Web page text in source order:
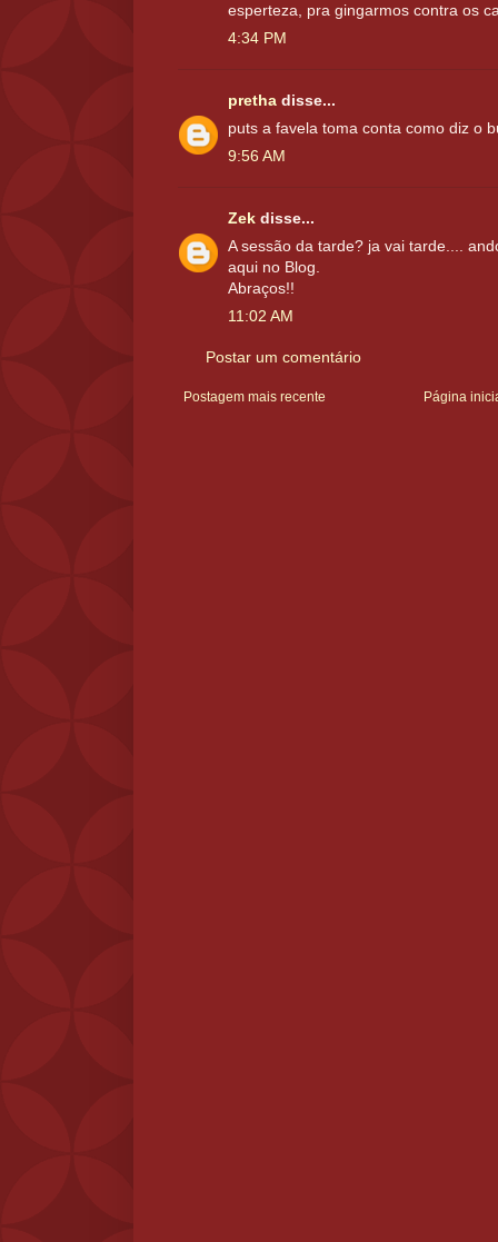
esperteza, pra gingarmos contra os
4:34 PM
pretha disse...
puts a favela toma conta como diz o
9:56 AM
Zek disse...
A sessão da tarde? ja vai tarde....
aqui no Blog.
Abraços!!
11:02 AM
Postar um comentário
Postagem mais recente Página